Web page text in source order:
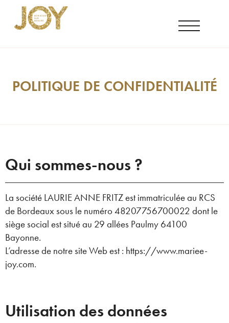
POLITIQUE DE CONFIDENTIALITÉ
Qui sommes-nous ?
La société LAURIE ANNE FRITZ est immatriculée au RCS
de Bordeaux sous le numéro 48207756700022 dont le
siège social est situé au 29 allées Paulmy 64100
Bayonne.
L’adresse de notre site Web est : https://www.mariee-
joy.com.
Utilisation des données